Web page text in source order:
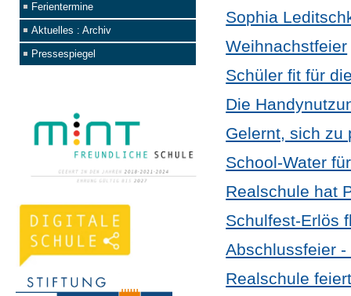
Ferientermine
Aktuelles : Archiv
Pressespiegel
Sophia
Weihnachstfeier
Schüler fit für
Die
Gelernt, sich zu
School-Water
Realschule hat
Schulfest-Erlös
Abschlussfeier
Realschule